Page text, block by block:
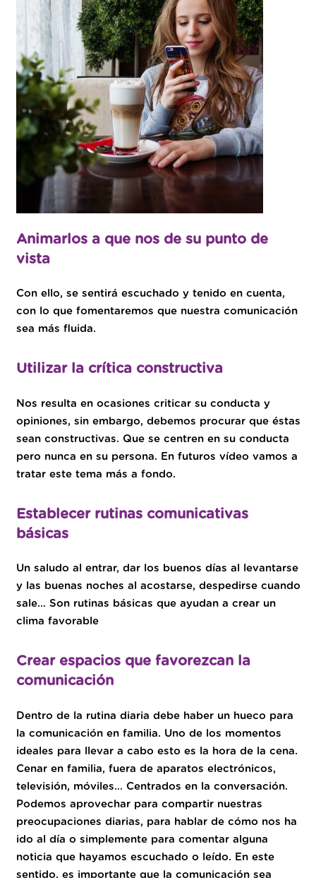
Animarlos a que nos de su punto de
vista
Con ello, se sentirá escuchado y tenido en cuenta,
con lo que fomentaremos que nuestra comunicación
sea más fluida.
Utilizar la crítica constructiva
Nos resulta en ocasiones criticar su conducta y
opiniones, sin embargo, debemos procurar que éstas
sean constructivas. Que se centren en su conducta
pero nunca en su persona. En futuros vídeo vamos a
tratar este tema más a fondo.
Establecer rutinas comunicativas
básicas
Un saludo al entrar, dar los buenos días al levantarse
y las buenas noches al acostarse, despedirse cuando
sale… Son rutinas básicas que ayudan a crear un
clima favorable
Crear espacios que favorezcan la
comunicación
Dentro de la rutina diaria debe haber un hueco para
la comunicación en familia. Uno de los momentos
ideales para llevar a cabo esto es la hora de la cena.
Cenar en familia, fuera de aparatos electrónicos,
televisión, móviles… Centrados en la conversación.
Podemos aprovechar para compartir nuestras
preocupaciones diarias, para hablar de cómo nos ha
ido al día o simplemente para comentar alguna
noticia que hayamos escuchado o leído. En este
sentido, es importante que la comunicación sea